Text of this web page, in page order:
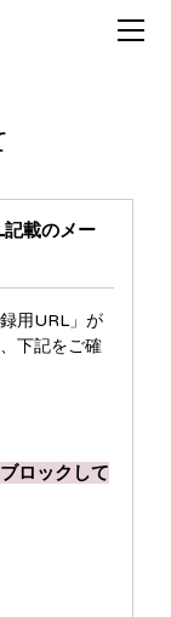
記載のメー
用URL」が
下記をご確
ロックして